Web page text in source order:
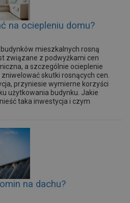
na ociepleniu domu?
mieszkalnych rosną
związane z podwyżkami cen
a szczególnie ocieplenie
skutki rosnących cen.
przyniesie wymierne korzyści
użytkowania budynku. Jakie
taka inwestycja i czym
na dachu?